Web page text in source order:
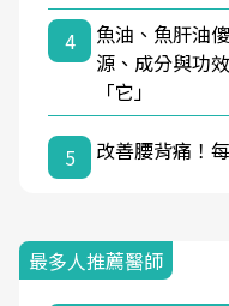
4
魚油、魚肝油
源、成分與功
「它」
5 改善腰背痛！
最多人推薦醫師